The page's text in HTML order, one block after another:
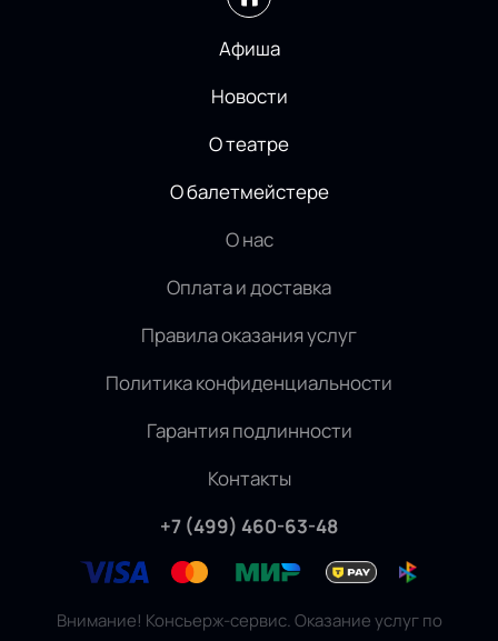
Афиша
Новости
О театре
О балетмейстере
О нас
Оплата и доставка
Правила оказания услуг
Политика конфиденциальности
Гарантия подлинности
Контакты
+7 (499) 460-63-48
Внимание! Консьерж-сервис. Оказание услуг по